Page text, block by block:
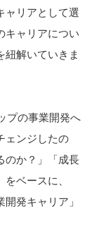
ャリアとして選
キャリアについ
紐解いていきま
プの事業開発へ
ェンジしたの
のか？」「成長
ベースに、
発キャリア」